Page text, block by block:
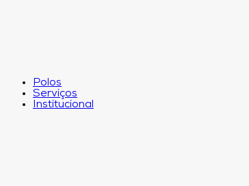
Polos
Serviços
Institucional